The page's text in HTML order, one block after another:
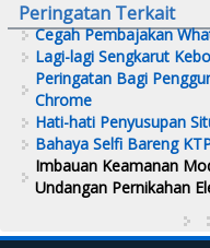
Peringatan Terkait
Cegah Pembajakan
Lagi-lagi Sengkarut
Peringatan Bagi
Chrome
Hati-hati Penyusupan
Bahaya Selfi Bareng
Imbauan Keamanan
Undangan Pernikahan